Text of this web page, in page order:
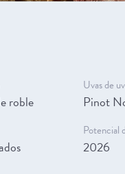
roble
Uvas de
Pinot
Potencial
2026